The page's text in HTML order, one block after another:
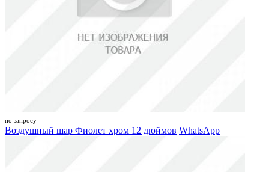
по запросу
Воздушный шар Фиолет хром 12 дюймов WhatsApp